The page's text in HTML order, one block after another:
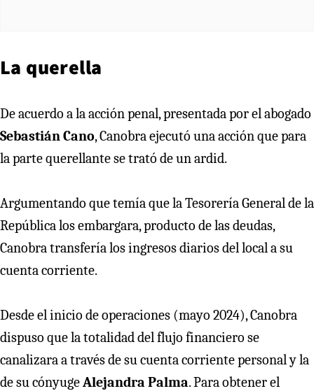
La querella
De acuerdo a la acción penal, presentada por el abogado
Sebastián Cano, Canobra ejecutó una acción que para
la parte querellante se trató de un ardid.
Argumentando que temía que la Tesorería General de la
República los embargara, producto de las deudas,
Canobra transfería los ingresos diarios del local a su
cuenta corriente.
Desde el inicio de operaciones (mayo 2024), Canobra
dispuso que la totalidad del flujo financiero se
canalizara a través de su cuenta corriente personal y la
de su cónyugeAlejandra Palma. Para obtener el